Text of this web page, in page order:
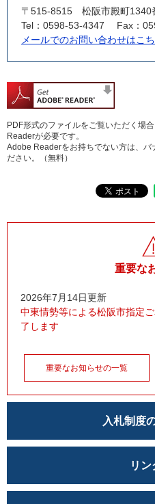
〒515-8515
松阪市殿町1340
Tel：0598-53-4347
Fax：
メールでのお問い合わせはこ
PDF形式のファイルをご覧いただく場
Readerが必要です。
Adobe Readerをお持ちでない方は、バ
ださい。（無料）
重要な
2026年7月14日更新
中東情勢等による松阪市指定
了します
重要なお知らせの一覧
入札制度
リン